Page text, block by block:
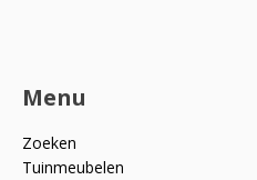
Menu
Zoeken
Tuinmeubelen